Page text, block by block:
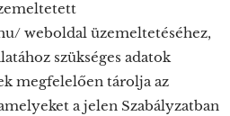
weboldal üzemeltetéséhez,
szükséges adatok
megfelelően tárolja az
a jelen Szabályzatban